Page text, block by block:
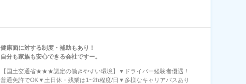
健康面に対する制度・補助もあり！
自分も家族も安心できる会社ですー。
【国土交通省★★★認定の働きやすい環境】▼ドライバー経験者優遇！
普通免許でOK▼土日休・残業は1~2h程度/日▼多様なキャリアパスあり